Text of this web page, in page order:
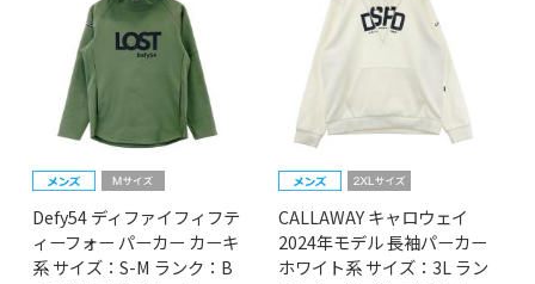
Defy54 ディファイフィフテ
ィーフォー パーカー カーキ
系 サイズ：S-M ランク：B
CALLAWAY キャロウェイ
2024年モデル 長袖パーカー
ホワイト系 サイズ：3L ラン